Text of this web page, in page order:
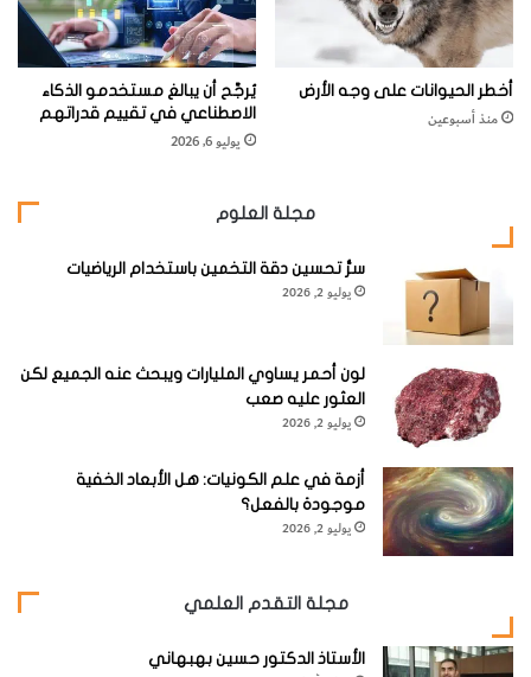
أخطر الحيوانات على وجه الأرض
منذ أسبوعين
يُرجَّح أن يبالغ مستخدمو الذكاء
الاصطناعي في تقييم قدراتهم
يوليو 6, 2026
مجلة العلوم
سرُّ تحسين دقة التخمين باستخدام الرياضيات
يوليو 2, 2026
لون أحمر يساوي المليارات ويبحث عنه الجميع لكن
العثور عليه صعب
يوليو 2, 2026
أزمة في علم الكونيات: هل الأبعاد الخفية
موجودة بالفعل؟
يوليو 2, 2026
مجلة التقدم العلمي
الأستاذ الدكتور حسين بهبهاني